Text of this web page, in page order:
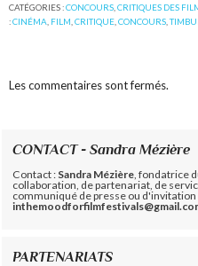
CATÉGORIES :CONCOURS ,CRITIQUES DES
:CINÉMA FILM ,CRITIQUE ,CONCOURS ,
Les commentaires sont fermés.
CONTACT - Sandra Mézière
Contact : Sandra Mézière , fondatrice
collaboration, de partenariat, de
communiqué de presse ou d'invitation
PARTENARIATS